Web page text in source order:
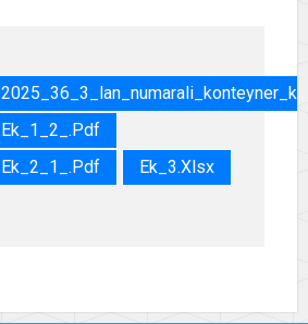
Ek_1_2_.pdf
Ek_2_1_.pdf
Ek_3.xlsx